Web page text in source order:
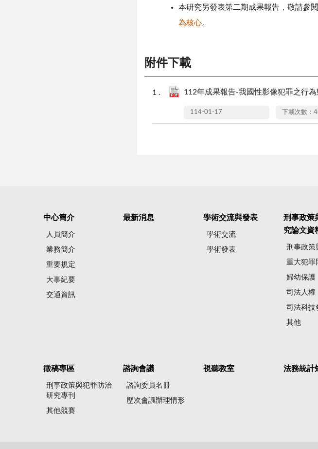
本研究另發表第二期成果報告，敬請參閱
為核心。
附件下載
112年成果報告-我國性影像犯罪之行
114-01-17 下載次數：
中心簡介
人員簡介
業務簡介
重要規定
大事紀要
交通資訊
最新消息 學術交流與發表
學術交流
學術發表
刑事政策
究論文資
刑事政策
重大犯罪
婦幼保護
司法人權
司法科技
其他
徵稿專區
刑事政策與犯罪防治
研究專刊
其他競賽
諮詢會議
諮詢委員名冊
歷次會議辦理情形
視聽教室 法務統計